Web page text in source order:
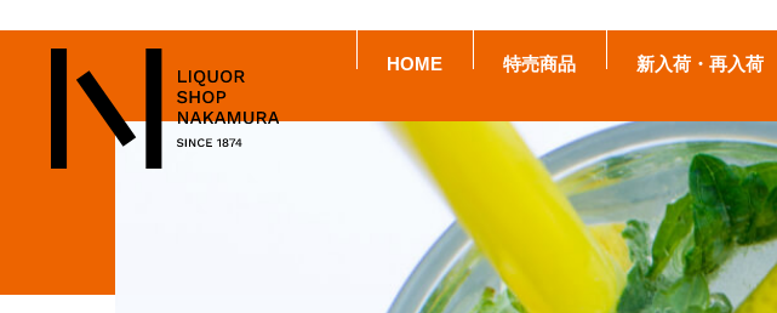
HOME 特売商品 新入荷・再入荷